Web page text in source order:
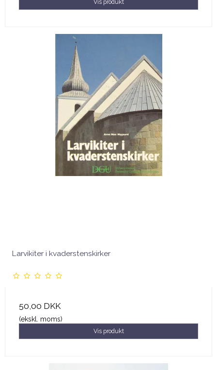
Vis produkt
Larvikiter i kvaderstenskirker
50,00 DKK
(ekskl. moms)
Vis produkt